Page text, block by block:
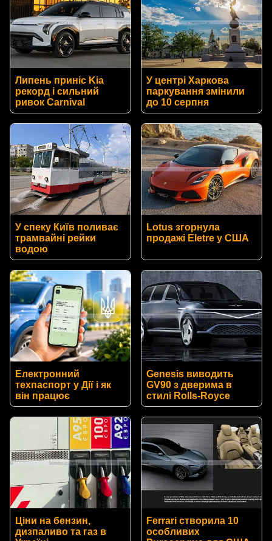
Липень приніс Kia
рекорд і сильний
ривок Carnival
У центрі Харкова
паркування змінили
до 10 серпня
У спеку Київ поливає
трамвайні рейки
водою
Lotus згорнула
продажі Eletre у США
Електронний
техпаспорт у Дії і як
він працює
Genesis виводить
GV90 з дверима в
стилі Rolls-Royce
Ціни на бензин,
дизпаливо та газ в
Ferrari створила 10
особливих